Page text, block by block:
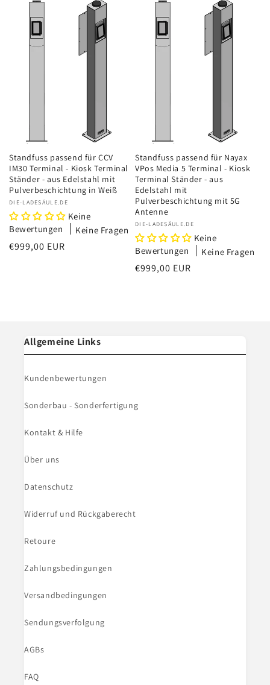
Standfuss passend für CCV
IM30 Terminal - Kiosk Terminal
Ständer - aus Edelstahl mit
Pulverbeschichtung in Weiß
Anbieter:
DIE-LADESÄULE.DE
Keine
Bewertungen
Keine Fragen
Normaler
€999,00 EUR
Standfuss passend für Nayax
VPos Media 5 Terminal - Kiosk
Terminal Ständer - aus
Edelstahl mit
Pulverbeschichtung mit 5G
Antenne
Anbieter:
DIE-LADESÄULE.DE
Keine
Bewertungen
Keine Fragen
Normaler
€999,00 EUR
Allgemeine Links
Kundenbewertungen
Sonderbau - Sonderfertigung
Kontakt & Hilfe
Über uns
Datenschutz
Widerruf und Rückgaberecht
Retoure
Zahlungsbedingungen
Versandbedingungen
Sendungsverfolgung
AGBs
FAQ